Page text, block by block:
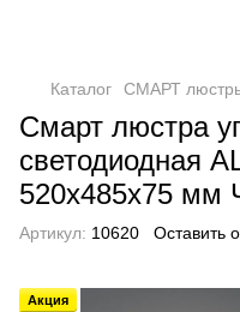
Каталог СМАРТ
Смарт люстра
светодиодная
520x485x75 мм
Артикул: 10620 Оставить
Акция